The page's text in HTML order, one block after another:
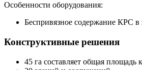
Особенности оборудования:
Беспривязное содержание КРС в
Конструктивные решения
45 га составляет общая площадь